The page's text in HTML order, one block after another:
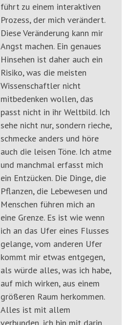
führt zu einem interaktiven
Prozess, der mich verändert.
Diese Veränderung kann mir
Angst machen. Ein genaues
Hinsehen ist daher auch ein
Risiko, was die meisten
Wissenschaftler nicht
mitbedenken wollen, das
passt nicht in ihr Weltbild. Ich
sehe nicht nur, sondern rieche,
schmecke anders und höre
auch die leisen Töne. Ich atme
und manchmal erfasst mich
ein Entzücken. Die Dinge, die
Pflanzen, die Lebewesen und
Menschen führen mich an
eine Grenze. Es ist wie wenn
ich an das Ufer eines Flusses
gelange, vom anderen Ufer
kommt mir etwas entgegen,
als würde alles, was ich habe,
auf mich wirken, aus einem
größeren Raum herkommen.
Alles ist mit allem